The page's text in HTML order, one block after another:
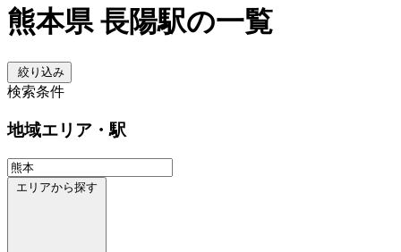
熊本県 長陽駅の一覧
絞り込み
検索条件
地域エリア・駅
エリアから探す